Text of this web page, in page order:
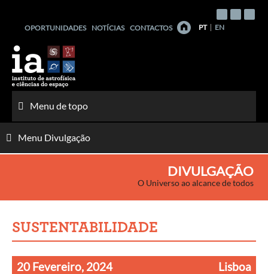
conteúdo
OPORTUNIDADES NOTÍCIAS CONTACTOS PT EN
Menu de topo
Menu Divulgação
DIVULGAÇÃO
O Universo ao alcance de todos
SUSTENTABILIDADE
20 Fevereiro, 2024 Lisboa